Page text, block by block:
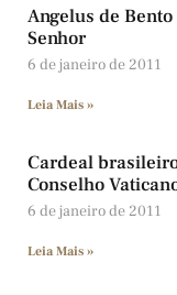
Angelus de
Senhor
6 de janeiro de 2011
Leia Mais »
Cardeal
Conselho
6 de janeiro de 2011
Leia Mais »